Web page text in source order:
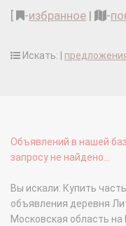
-избранное | -
Искать: |
Объявлений в нашей
запросу не найдено...
Вы искали: Купить
объявления деревня
Московская область